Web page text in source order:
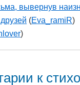
вывернув
(Eva_ramiR)
)
к